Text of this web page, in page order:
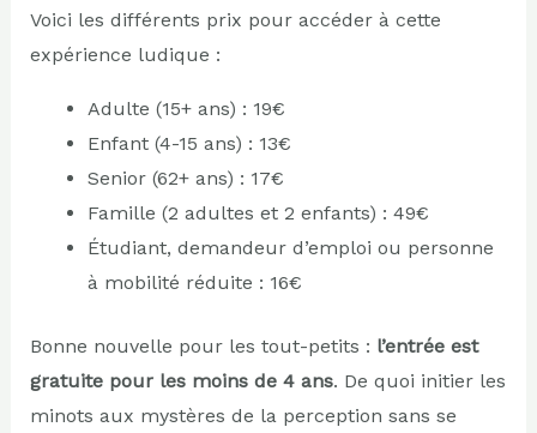
Voici les différents prix pour accéder à cette
expérience ludique :
Adulte (15+ ans) : 19€
Enfant (4-15 ans) : 13€
Senior (62+ ans) : 17€
Famille (2 adultes et 2 enfants) : 49€
Étudiant, demandeur d’emploi ou personne
à mobilité réduite : 16€
Bonne nouvelle pour les tout-petits : l’entrée est
gratuite pour les moins de 4 ans. De quoi initier les
minots aux mystères de la perception sans se